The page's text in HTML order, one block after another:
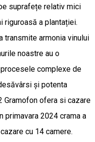
suprafețe relativ mici
riguroasă a plantației.
transmite armonia vinului
noastre au o
complexe de
și potenta
Gramofon ofera si cazare
primavara 2024 crama a
cu 14 camere.